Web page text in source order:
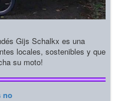
Gijs Schalkx es una
locales, sostenibles y que
su moto!
no